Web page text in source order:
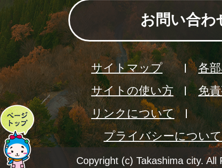
ペ
ー
ジ
お問い合わ
サイトマップ
各
サイトの使い方
免
リンクについて
プライバシーについて
Copyright (c) Takashima city. All